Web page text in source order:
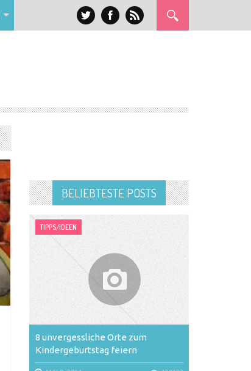
BELIEBTESTE POSTS
TIPPS/IDEEN
8 unvergessliche Orte zum
Kindergeburtstag feiern